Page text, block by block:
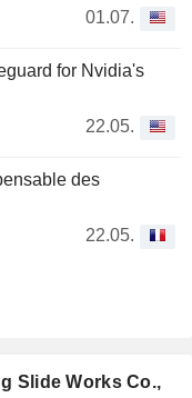
01.07.
for Nvidia's
22.05.
des
22.05.
Slide Works Co.,